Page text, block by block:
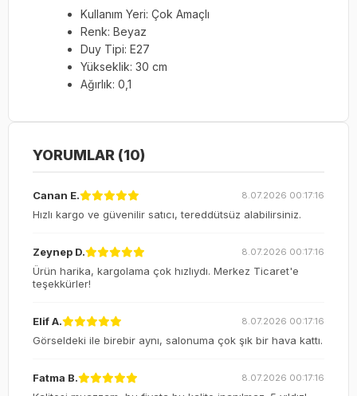
Kullanım Yeri: Çok Amaçlı
Renk: Beyaz
Duy Tipi: E27
Yükseklik: 30 cm
Ağırlık: 0,1
YORUMLAR (10)
Canan E. 8.07.2026 00:17:16
Hızlı kargo ve güvenilir satıcı, tereddütsüz alabilirsiniz.
Zeynep D. 8.07.2026 00:17:16
Ürün harika, kargolama çok hızlıydı. Merkez Ticaret'e
teşekkürler!
Elif A. 8.07.2026 00:17:16
Görseldeki ile birebir aynı, salonuma çok şık bir hava kattı.
Fatma B. 8.07.2026 00:17:16